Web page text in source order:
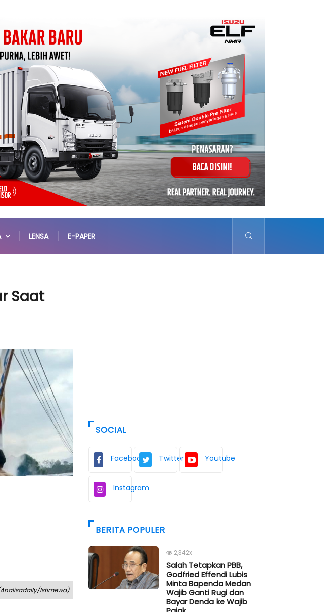
LENSA E-PAPER
Saat
Istimewa)
SOCIAL
Facebook Twitter Youtube
Instagram
BERITA POPULER
2,342x
Salah Tetapkan PBB,
Godfried Effendi Lubis
Minta Bapenda Medan
Wajib Ganti Rugi dan
Bayar Denda ke Wajib